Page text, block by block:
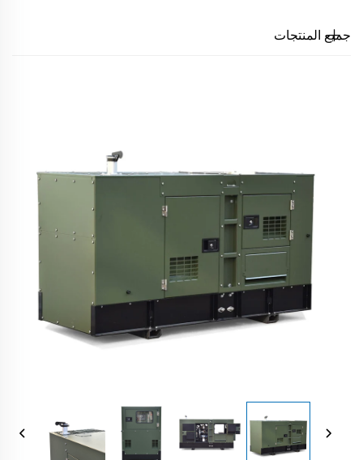
جميع المنتجات